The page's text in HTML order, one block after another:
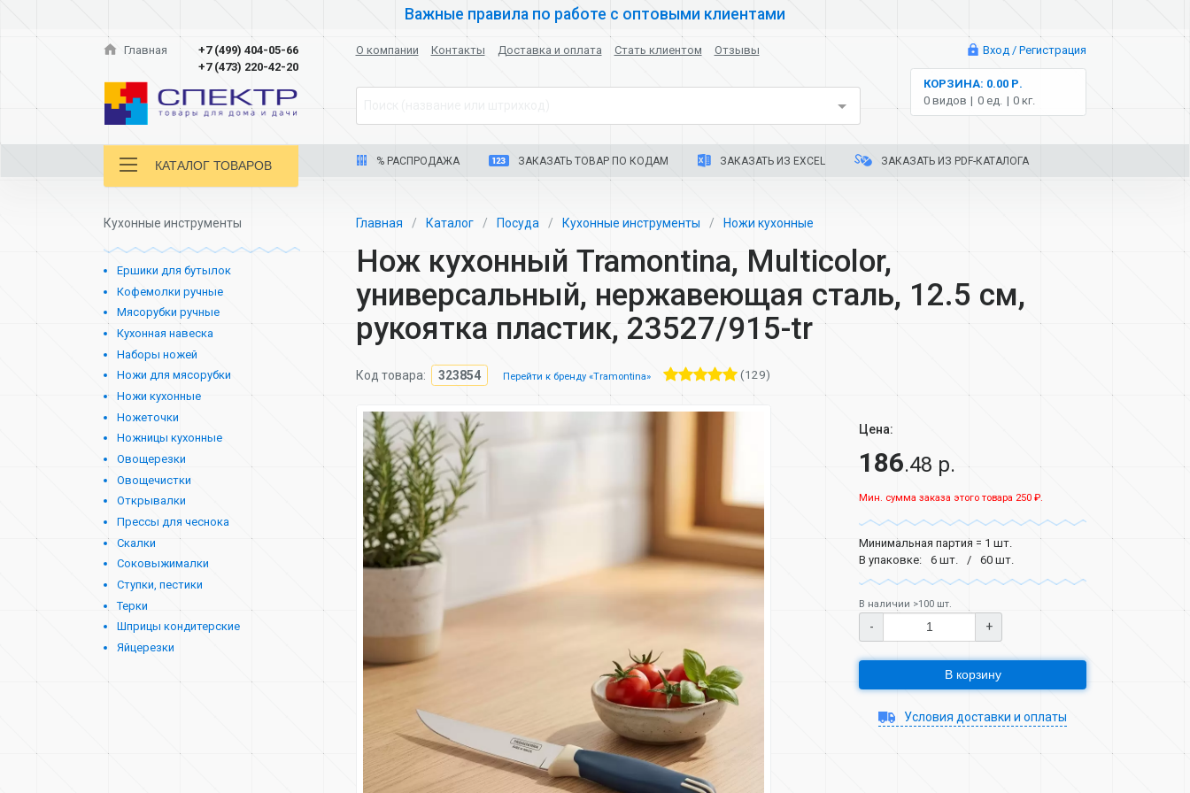
Важные правила по работе с оптовыми клиентами
Главная
+7 (499) 404-05-66
+7 (473) 220-42-20
О компании Контакты Доставка и оплата Стать клиентом Отзывы Вход / Регистрация
КОРЗИНА: 0.00 Р.
0 видов
0 ед. 0 кг.
КАТАЛОГ ТОВАРОВ % РАСПРОДАЖА ЗАКАЗАТЬ ТОВАР ПО КОДАМ ЗАКАЗАТЬ ИЗ EXCEL ЗАКАЗАТЬ ИЗ PDF-КАТАЛОГА
Кухонные инструменты
Ершики для бутылок
Кофемолки ручные
Мясорубки ручные
Кухонная навеска
Наборы ножей
Ножи для мясорубки
Ножи кухонные
Ножеточки
Ножницы кухонные
Овощерезки
Овощечистки
Открывалки
Прессы для чеснока
Скалки
Соковыжималки
Ступки, пестики
Терки
Шприцы кондитерские
Яйцерезки
Главная Каталог Посуда Кухонные инструменты Ножи кухонные
Нож кухонный Tramontina, Multicolor,
универсальный, нержавеющая сталь, 12.5 см,
рукоятка пластик, 23527/915-tr
Код товара: 323854 Перейти к бренду «Tramontina» (129)
Цена:
186.48 р.
Мин. сумма заказа этого товара 250 ₽.
Минимальная партия = 1 шт.
В упаковке:
6 шт. 60 шт.
В наличии >100 шт.
- +
В корзину
Условия доставки и оплаты